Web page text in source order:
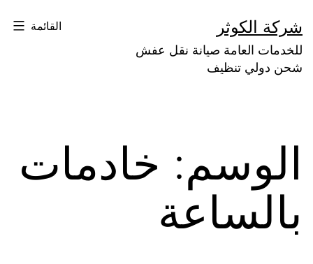
إلى
المحتوى
شركة الكوثر
للخدمات العامة صيانة نقل عفش
شحن دولي تنظيف
القائمة
الوسم: خادمات
بالساعة